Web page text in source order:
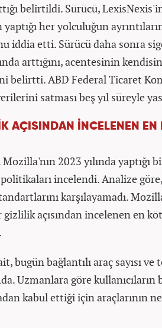
belirtildi. Sürücü,
her yolculuğun
iddia etti. Sürücü daha sonra
arttığını, acentesinin
belirtti. ABD Federal Ticaret
satması beş yıl süreyle
AÇISINDAN İNCELENEN EN
2023 yılında yaptığı
incelendi. Analize
karşılayamadı.
açısından incelenen en
bugün bağlantılı araç sayısı
Uzmanlara göre
kabul ettiği için araçlarının